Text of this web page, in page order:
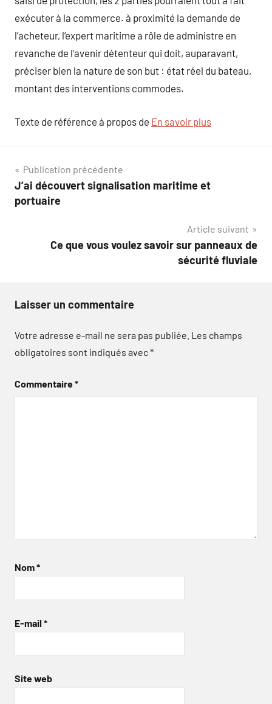
exécuter à la commerce. à proximité la demande de
l’acheteur, l’expert maritime a rôle de administre en
revanche de l’avenir détenteur qui doit, auparavant,
préciser bien la nature de son but : état réel du bateau,
montant des interventions commodes.
Texte de référence à propos de En savoir plus
Navigation
de
Publication précédente
J’ai découvert signalisation maritime et
portuaire
Article suivant
Ce que vous voulez savoir sur panneaux de
sécurité fluviale
Laisser un commentaire
Votre adresse e-mail ne sera pas publiée. Les champs
obligatoires sont indiqués avec*
Commentaire*
Nom*
E-mail *
Site web